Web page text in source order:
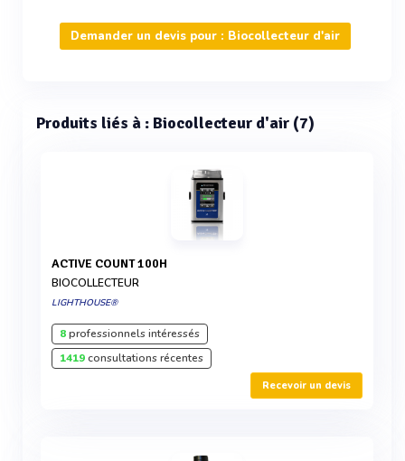
Demander un devis pour : Biocollecteur d'air
Produits liés à : Biocollecteur d'air (7)
ACTIVE COUNT 100H
BIOCOLLECTEUR
LIGHTHOUSE®
8professionnels intéressés
1419consultations récentes
Recevoir un devis